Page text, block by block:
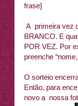
frase]
A primeira vez
BRANCO. E
POR VEZ. Por
preenche
O sorteio
Então, para
novo a nossa